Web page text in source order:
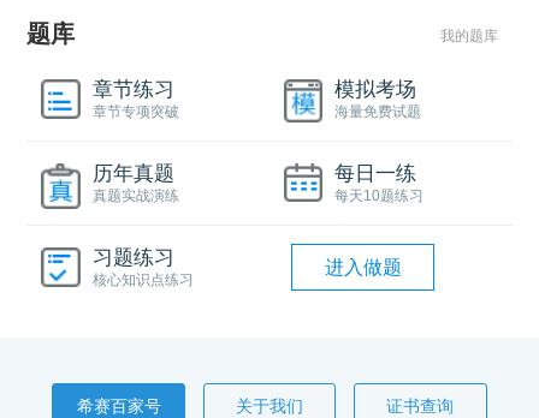
题库 我的题库
章节练习
章节专项突破
模拟考场
海量免费试题
历年真题
真题实战演练
每日一练
每天10题练习
习题练习
核心知识点练习
进入做题
希赛百家号 关于我们 证书查询